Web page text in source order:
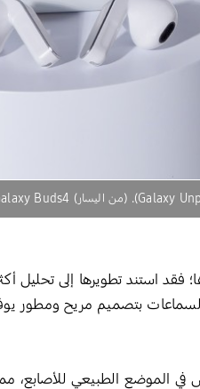
التامة. وتتميز السماعات بتصميم
الطبيعي للأصابع، مما